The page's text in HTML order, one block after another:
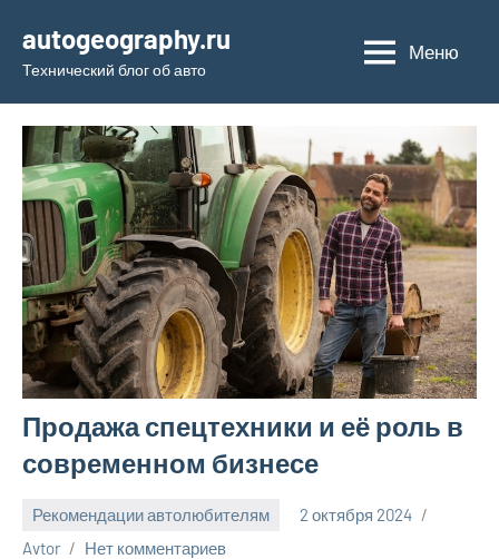
содержимому
autogeography.ru
Технический блог об авто
Меню
Продажа спецтехники и её роль в
современном бизнесе
Рекомендации автолюбителям
2 октября 2024
Avtor
Нет комментариев